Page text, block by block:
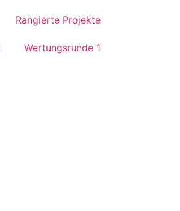
Rangierte Projekte
Wertungsrunde 1